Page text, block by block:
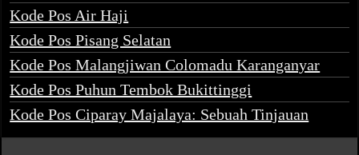
Kode Pos Air Haji
Kode Pos Pisang Selatan
Kode Pos Malangjiwan Colomadu Karanganyar
Kode Pos Puhun Tembok Bukittinggi
Kode Pos Ciparay Majalaya: Sebuah Tinjauan